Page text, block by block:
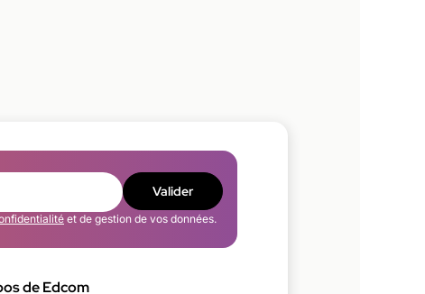
Valider
et de gestion de vos données.
de Edcom